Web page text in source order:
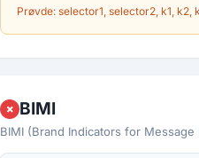
Prøvde: selector1, selector2, k1, k2,
✗ BIMI
BIMI (Brand Indicators for